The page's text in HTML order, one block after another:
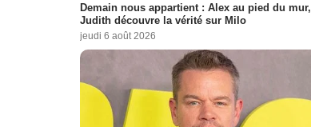
Demain nous appartient : Alex au pied du mur,
Judith découvre la vérité sur Milo
jeudi 6 août 2026